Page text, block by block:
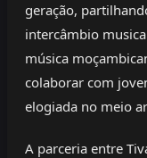
geração,
intercâmbio
música
colaborar com
elogiada no meio
A parceria entre